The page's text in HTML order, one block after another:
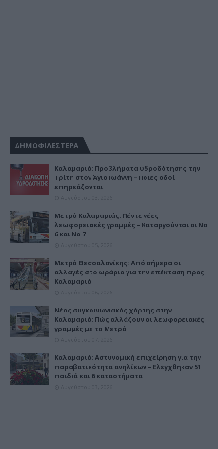
ΔΗΜΟΦΙΛΕΣΤΕΡΑ
Καλαμαριά: Προβλήματα υδροδότησης την
Τρίτη στον Άγιο Ιωάννη – Ποιες οδοί
επηρεάζονται
Μετρό Καλαμαριάς: Πέντε νέες
λεωφορειακές γραμμές – Καταργούνται οι Νο
6 και Νο 7
Μετρό Θεσσαλονίκης: Από σήμερα οι
αλλαγές στο ωράριο για την επέκταση προς
Καλαμαριά
Νέος συγκοινωνιακός χάρτης στην
Καλαμαριά: Πώς αλλάζουν οι λεωφορειακές
γραμμές με το Μετρό
Καλαμαριά: Αστυνομική επιχείρηση για την
παραβατικότητα ανηλίκων – Ελέγχθηκαν 51
παιδιά και 6 καταστήματα